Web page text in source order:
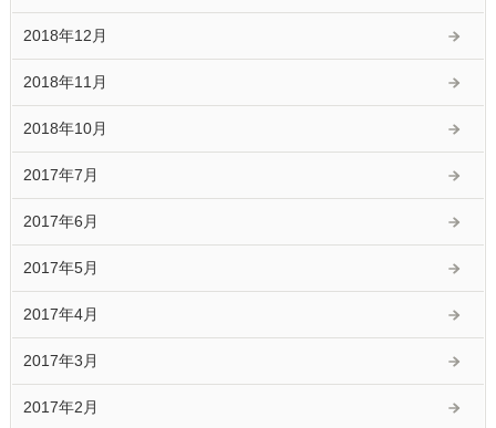
2018年12月
2018年11月
2018年10月
2017年7月
2017年6月
2017年5月
2017年4月
2017年3月
2017年2月